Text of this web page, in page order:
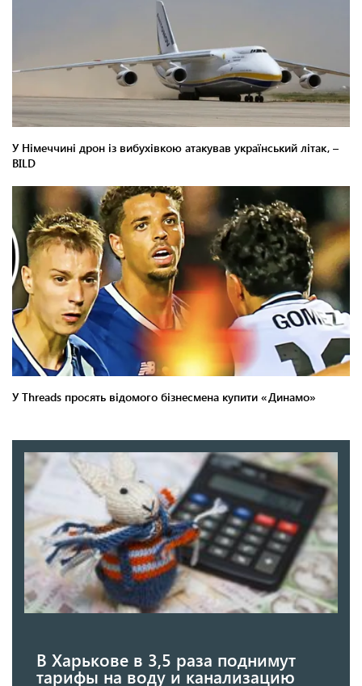
В Харькове в 3,5 раза поднимут
тарифы на воду и канализацию